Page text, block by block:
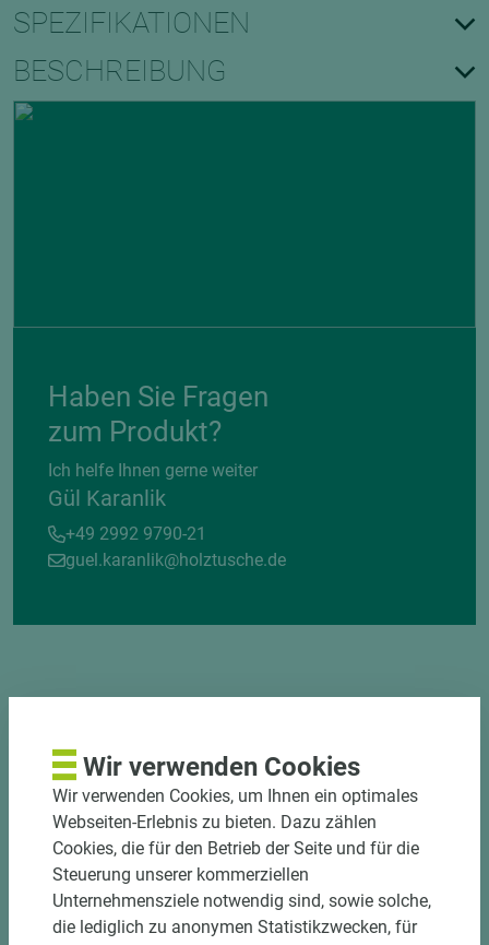
SPEZIFIKATIONEN
BESCHREIBUNG
Haben Sie Fragen
zum Produkt?
Ich helfe Ihnen gerne weiter
Gül Karanlik
+49 2992 9790-21
guel.karanlik@holztusche.de
DOWNLOADS
Wir verwenden Cookies
Wir verwenden Cookies, um Ihnen ein optimales
Webseiten-Erlebnis zu bieten. Dazu zählen
Cookies, die für den Betrieb der Seite und für die
Steuerung unserer kommerziellen
Unternehmensziele notwendig sind, sowie solche,
die lediglich zu anonymen Statistikzwecken, für